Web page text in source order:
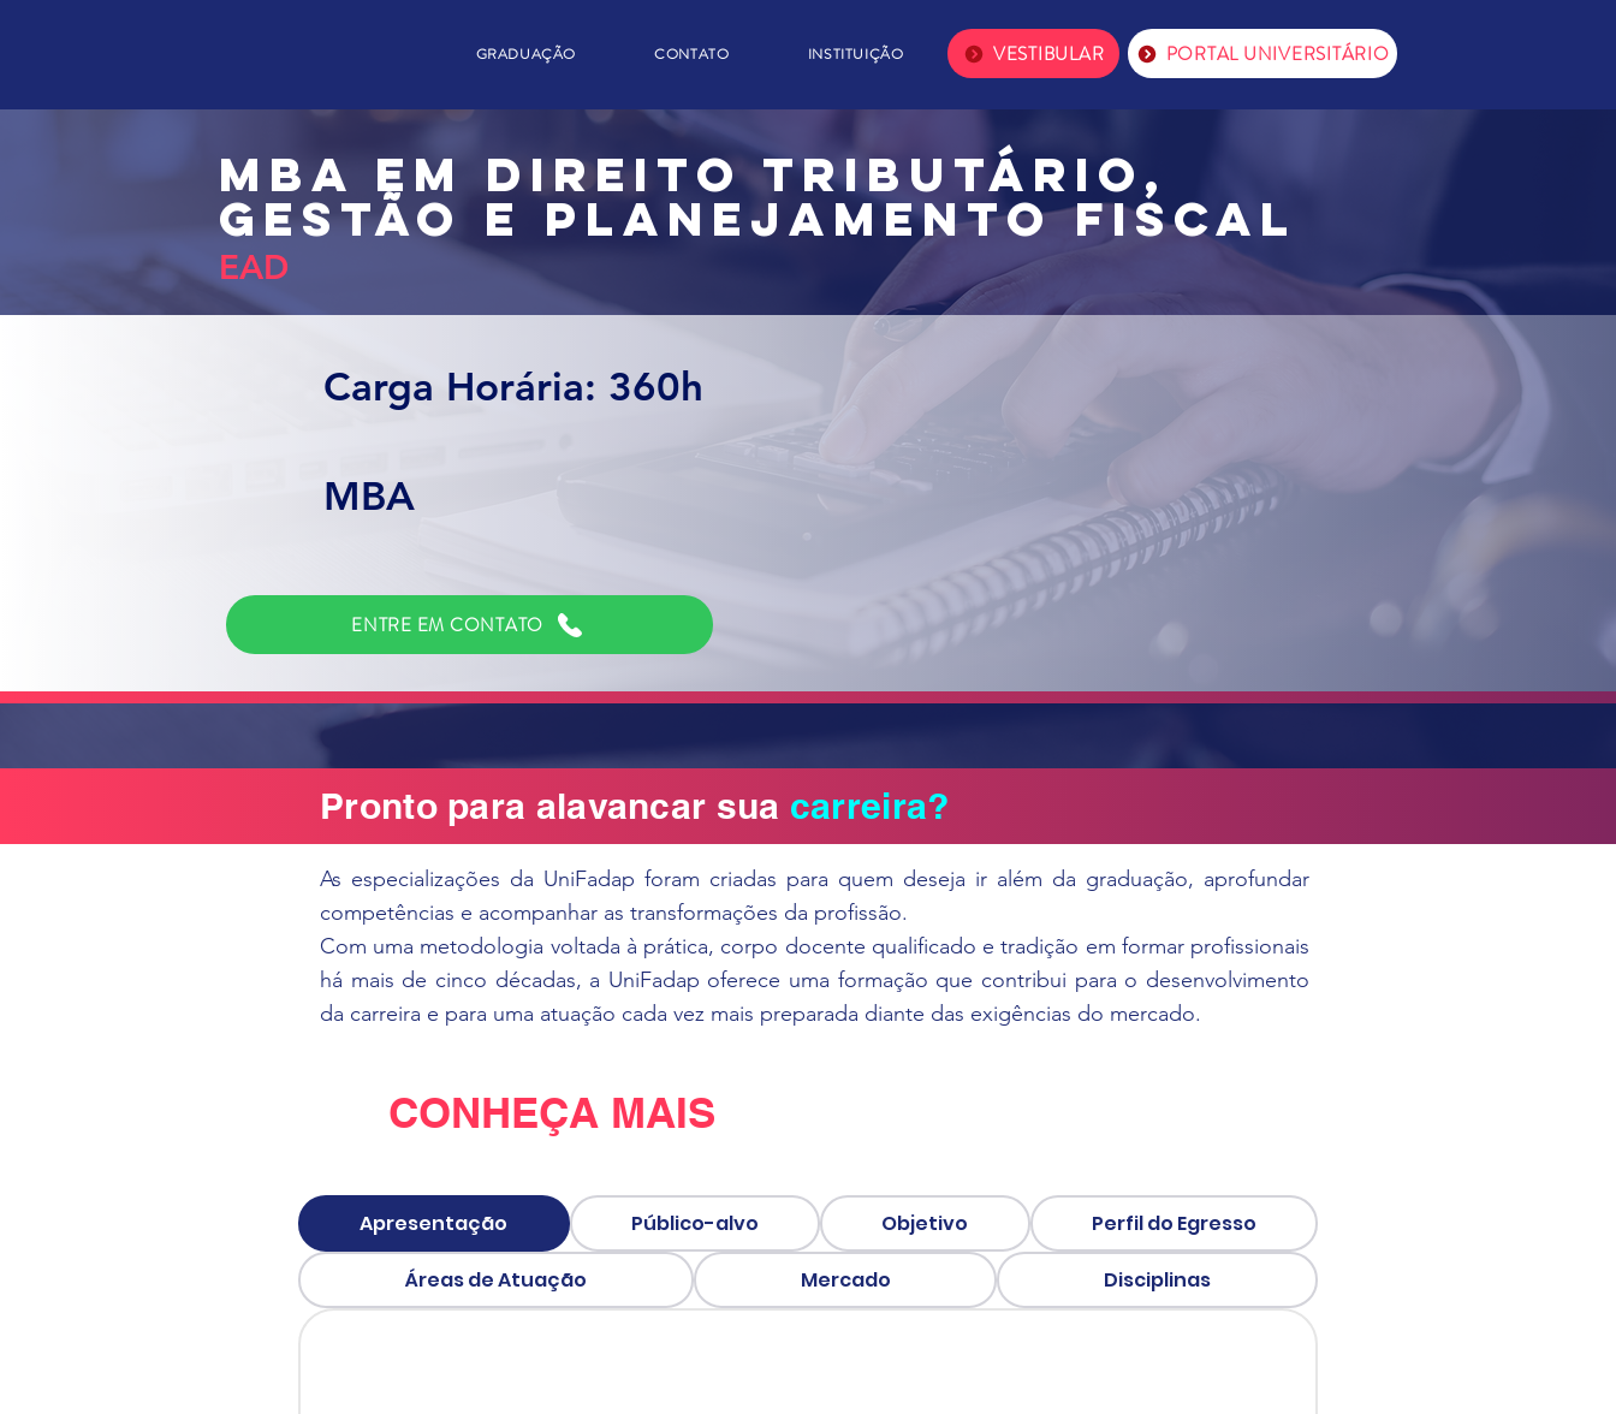
GRADUAÇÃO CONTATO INSTITUIÇÃO VESTIBULAR PORTAL UNIVERSITÁRIO
MBA em Direito Tributário,
Gestão e Planejamento Fiscal
EAD
Carga Horária: 360h
MBA
ENTRE EM CONTATO
Pronto para alavancar sua carreira?
As especializações da UniFadap foram criadas para quem deseja ir além da graduação, aprofundar
competências e acompanhar as transformações da profissão.
Com uma metodologia voltada à prática, corpo docente qualificado e tradição em formar profissionais
há mais de cinco décadas, a UniFadap oferece uma formação que contribui para o desenvolvimento
da carreira e para uma atuação cada vez mais preparada diante das exigências do mercado.
CONHEÇA MAIS
Apresentação Público-alvo Objetivo Perfil do Egresso
Áreas de Atuação Mercado Disciplinas